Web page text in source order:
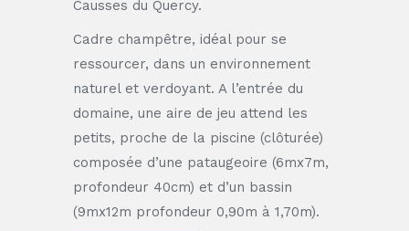
Causses du Quercy.
Cadre champêtre, idéal pour se
ressourcer, dans un environnement
naturel et verdoyant. A l’entrée du
domaine, une aire de jeu attend les
petits, proche de la piscine (clôturée)
composée d’une pataugeoire (6mx7m,
profondeur 40cm) et d’un bassin
(9mx12m profondeur 0,90m à 1,70m).